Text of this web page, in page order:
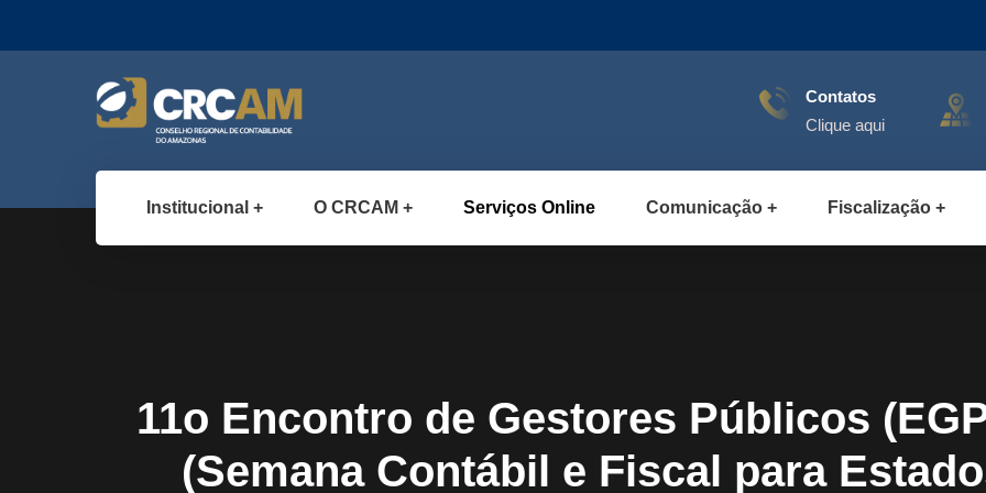
Contatos
Clique aqui
Institucional O CRCAM Serviços Online Comunicação Fiscalização
11o Encontro de Gestores Públicos
(Semana Contábil e Fiscal para